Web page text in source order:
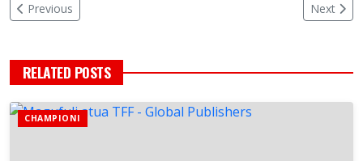
Previous Next
RELATED POSTS
CHAMPIONI